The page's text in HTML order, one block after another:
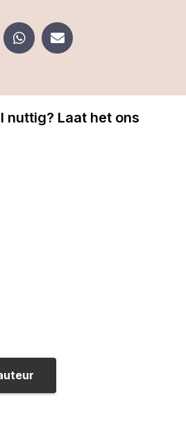
nuttig? Laat het ons